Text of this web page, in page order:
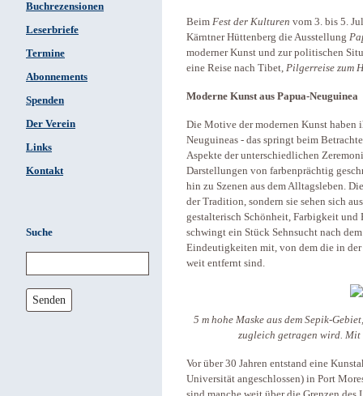
Buchrezensionen
Leserbriefe
Termine
Abonnements
Spenden
Der Verein
Links
Kontakt
Suche
Senden
Beim Fest der Kulturen vom 3. bis 5.
Kärntner Hüttenberg die Ausstellung
moderner Kunst und zur politischen
eine Reise nach Tibet, Pilgerreise zum
Moderne Kunst aus Papua-Neuguinea
Die Motive der modernen Kunst
Neuguineas - das springt beim
Aspekte der unterschiedlichen
Darstellungen von farbenprächtig
hin zu Szenen aus dem Alltagsleben.
der Tradition, sondern sie sehen sich
gestalterisch Schönheit, Farbigkeit
schwingt ein Stück Sehnsucht nach
Eindeutigkeiten mit, von dem die in
weit entfernt sind.
5 m hohe Maske aus dem Sepik-
zugleich getragen wird. Mit
Vor über 30 Jahren entstand eine
Universität angeschlossen) in Port